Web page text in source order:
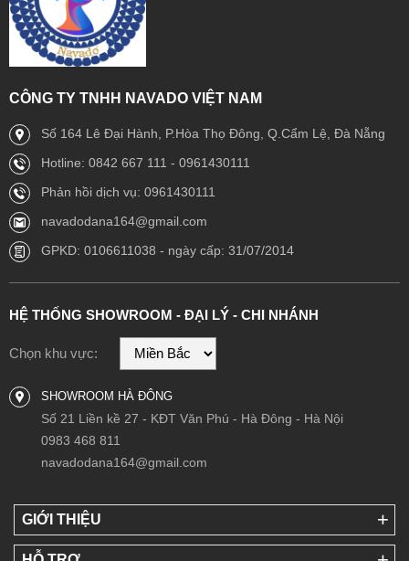
CÔNG TY TNHH NAVADO VIỆT NAM
Số 164 Lê Đại Hành, P.Hòa Thọ Đông, Q.Cẩm Lệ, Đà Nẵng
Hotline: 0842 667 111 - 0961430111
Phản hồi dịch vụ: 0961430111
navadodana164@gmail.com
GPKD: 0106611038 - ngày cấp: 31/07/2014
HỆ THỐNG SHOWROOM - ĐẠI LÝ - CHI NHÁNH
Chọn khu vực:
SHOWROOM HÀ ĐÔNG
Số 21 Liền kề 27 - KĐT Văn Phú - Hà Đông - Hà Nội
0983 468 811
navadodana164@gmail.com
GIỚI THIỆU